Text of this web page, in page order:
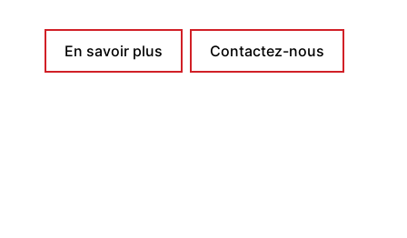
En savoir plus Contactez-nous